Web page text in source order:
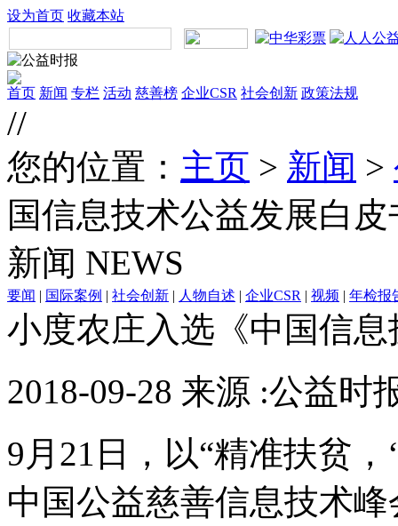
设为首页 收藏本站
首页 新闻 专栏 活动 慈善榜 企业CSR 社会创新 政策法规
//
您的位置： 主页 > 新闻 >
国信息技术公益发展白
新闻 NEWS
要闻 | 国际案例 | 社会创新 | 人物自述 | 企业CSR | 视频 | 年检报
小度农庄入选《中国信
2018-09-28 来源 :公益时
9月21日，以“精准扶贫，
中国公益慈善信息技术